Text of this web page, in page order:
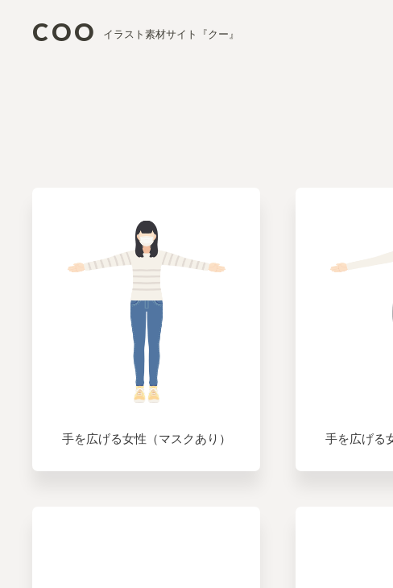
COO イラスト素材サイト『クー』
手を広げる女性（マスクあり） 手を広げる